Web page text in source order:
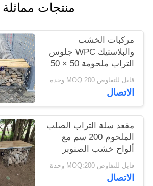
PRIVACY
POLICY
منتجات مماثلة
مركبات الخشب
والبلاستيك WPC جلوس
التراب ملحومة 50 × 50
مم 2 م × 0.5 م × 0.5 م
قابل للتفاوض MOQ:200 وحدة
الاتصال
مقعد سلة التراب الصلب
الملحوم 200 سم مع
ألواح خشب الصنوبر
قابل للتفاوض MOQ:200 وحدة
الاتصال